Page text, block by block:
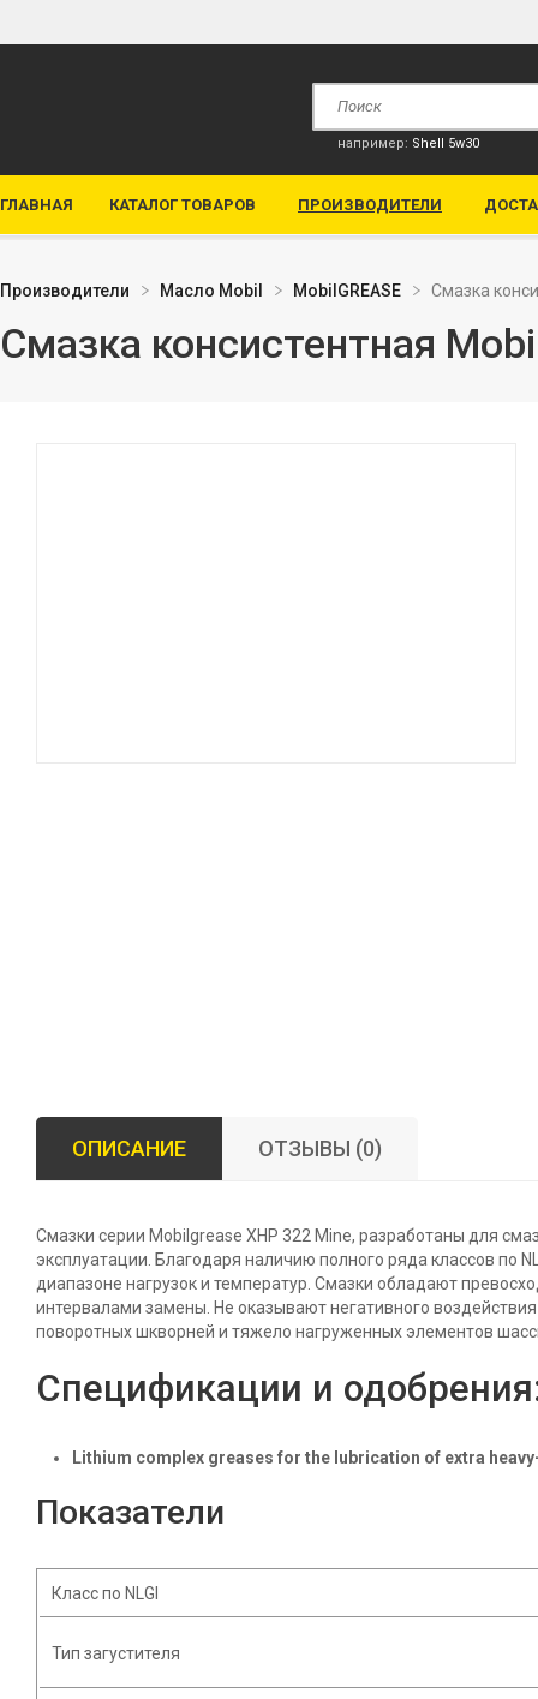
например: Shell 5w30
ГЛАВНАЯ КАТАЛОГ ТОВАРОВ ПРОИЗВОДИТЕЛИ
Производители Масло Mobil MobilGREASE Смазка
Смазка консистентная
ОПИСАНИЕ ОТЗЫВЫ (0)
Смазки серии Mobilgrease XHP 322 Mine, разработаны для
эксплуатации. Благодаря наличию полного ряда классов по
диапазоне нагрузок и температур. Смазки обладают
интервалами замены. Не оказывают негативного
поворотных шкворней и тяжело нагруженных элементов
Спецификации и
Lithium complex greases for the lubrication of extra
Показатели
Класс по NLGI
Тип загустителя